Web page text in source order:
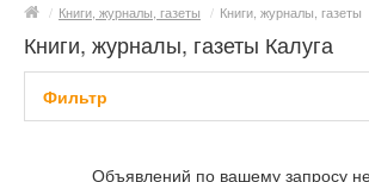
/ Книги, журналы, газеты / Книги, журналы, газеты
Книги, журналы, газеты Калуга
Фильтр
Не важноОбъявлений по вашему запросу